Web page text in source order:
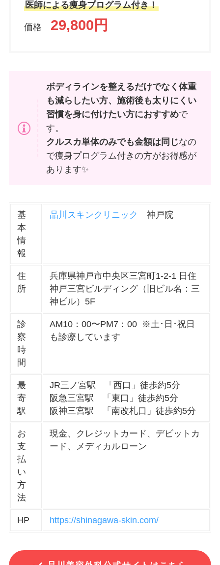
医師による痩身プログラム付き！
価格 29,800円
ボディラインを整えるだけでなく体重
も減らしたい方、施術後も太りにくい
習慣を身に付けたい方におすすめで
す。
クルスカ単体のみでも金額は同じなの
で痩身プログラム付きの方がお得感が
あります✨
基
本
情
報
品川スキンクリニック 神戸院
住
所
兵庫県神戸市中央区三宮町1-2-1 日住
神戸三宮ビルディング（旧ビル名：三
神ビル）5F
診
察
時
間
AM10：00〜PM7：00 ※土･日･祝日
も診療しています
最
寄
駅
JR三ノ宮駅 「西口」徒歩約5分
阪急三宮駅 「東口」徒歩約5分
阪神三宮駅 「南改札口」徒歩約5分
お
支
払
い
方
法
現金、クレジットカード、デビットカ
ード、メディカルローン
HP https://shinagawa-skin.com/